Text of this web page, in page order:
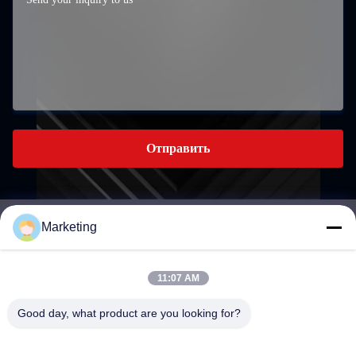
Отправить
marketing@hwashi.com
Marketing
11:07 AM
Good day, what product are you looking for?